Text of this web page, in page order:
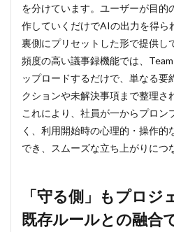
数万
の削
減効
果
と、
社員
のAI
への
解像
度向
上
から
一時
的に
を分けています。ユーザーが目的
作していくだけでAIの出力を得ら
裏側にプリセットした形で提供し
頻度の高い議事録機能では、
ップロードするだけで、単なる要
クションや未解決事項まで整理さ
これにより、社員が一からプロン
く、利用開始時の心理的・操作的
でき、スムーズな立ち上がりにつ
「守る側」もプロジ
既存ルールとの融合